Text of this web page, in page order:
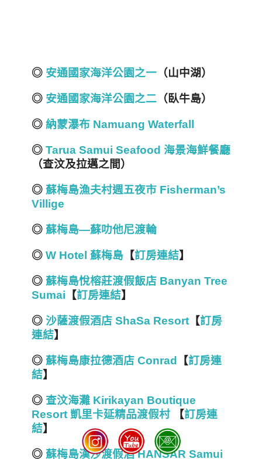
◎ 安通國家海洋公園之一 （山中湖）
◎ 安通國家海洋公園之二 （臥牛島）
◎ 納蒙瀑布 Namuang Waterfall
◎ Tarua Samui Seafood 海景海鮮餐廳
（查汶及拉邁之間）
◎ 蘇梅島漁夫村週五夜市 Fisherman’s
Villige
◎ 蘇梅島—蘇叻他尼渡輪
◎ W Hotel 蘇梅島 【訂房連結】
◎ 蘇梅島悅榕莊渡假飯店 Banyan Tree
Sumai 【訂房連結】
◎ 沙薩渡假酒店 ShaSa Resort 【訂房
連結】
◎ 蘇梅島康拉德酒店 Conrad 【訂房連
結】
◎ 查汶海灘 Kirikayan Boutique
Resort 凱里卡延精品渡假村
【訂房連
結】
◎ 蘇梅島漢沙渡假酒 HANSAR Samui